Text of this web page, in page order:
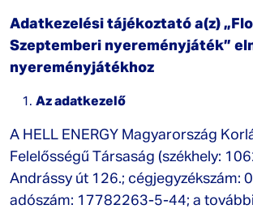
Adatkezelési tájékoztató a(z)
Szeptemberi nyereményjáték”
nyereményjátékhoz
Az adatkezelő
A HELL ENERGY Magyarország
Felelősségű Társaság (székhely:
Andrássy út 126.; cégjegyzékszám:
adószám: 17782263-5-44; a